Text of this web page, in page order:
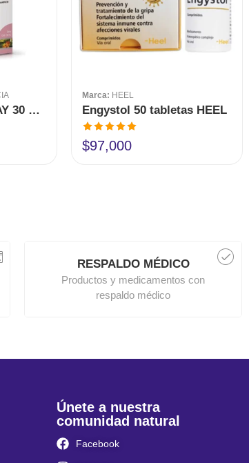
ANSIOHOME SPRAY 30 ML JAQUIN
Marca: HEEL
Engystol 50 tabletas HEEL
Valorado en
5.00de 5
$97,000
RESPALDO MÉDICO
Productos y medicamentos con
respaldo médico
Únete a nuestra
comunidad natural
Facebook